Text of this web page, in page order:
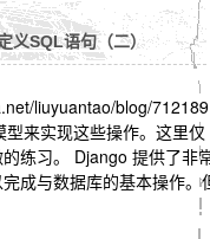
义SQL语句（二）
liuyuantao/blog/712189
来实现这些操作。这里仅
练习。 Django 提供了非
成与数据库的基本操作。